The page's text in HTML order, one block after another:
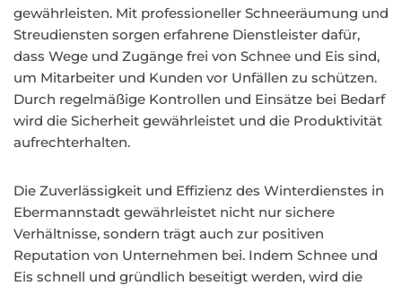
gewährleisten. Mit professioneller Schneeräumung und
Streudiensten sorgen erfahrene Dienstleister dafür,
dass Wege und Zugänge frei von Schnee und Eis sind,
um Mitarbeiter und Kunden vor Unfällen zu schützen.
Durch regelmäßige Kontrollen und Einsätze bei Bedarf
wird die Sicherheit gewährleistet und die Produktivität
aufrechterhalten.
Die Zuverlässigkeit und Effizienz des Winterdienstes in
Ebermannstadt gewährleistet nicht nur sichere
Verhältnisse, sondern trägt auch zur positiven
Reputation von Unternehmen bei. Indem Schnee und
Eis schnell und gründlich beseitigt werden, wird die